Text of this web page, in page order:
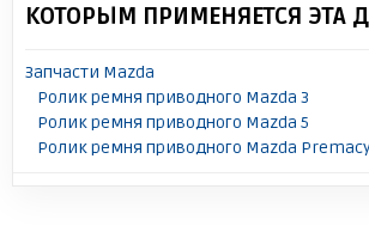
КОТОРЫМ ПРИМЕНЯЕТСЯ ЭТА
Запчасти Mazda
Ролик ремня приводного Mazda 3
Ролик ремня приводного Mazda 5
Ролик ремня приводного Mazda